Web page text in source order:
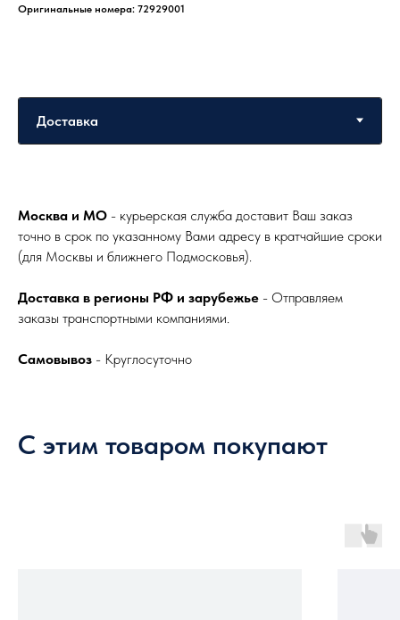
Оригинальные номера: 72929001
Москва и МО - курьерская служба доставит Ваш заказ
точно в срок по указанному Вами адресу в кратчайшие сроки
(для Москвы и ближнего Подмосковья).
Доставка в регионы РФ и зарубежье - Отправляем
заказы транспортными компаниями.
Самовывоз - Круглосуточно
С этим товаром покупают